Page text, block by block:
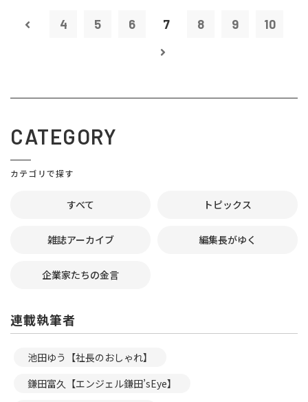
4 5 6 7 8 9 10
CATEGORY
カテゴリで探す
すべて トピックス
雑誌アーカイブ 編集長がゆく
企業家たちの金言
連載執筆者
池田ゆう【社長のおしゃれ】
鎌田富久【エンジェル鎌田’sEye】